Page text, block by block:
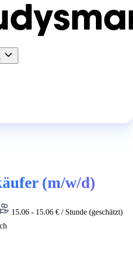
(m/w/d)
15.06 - 15.06 € / Stunde (geschätzt)